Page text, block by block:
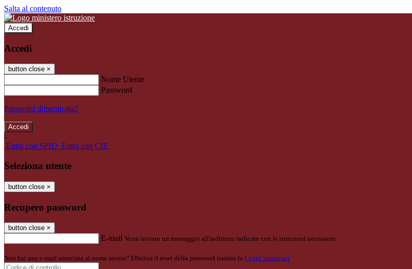
Salta al contenuto
Accedi
Accedi
button close ×
Nome Utente
Password
Password dimenticata?
-
Entra con SPID Entra con CIE
Seleziona utente
button close ×
Recupero password
button close ×
E-mail Verrà inviato un messaggio all'indirizzo indicato con le istruzioni necessarie.
Non hai una e-mail associata al nome utente? Effettua il reset della password tramite la Login Spaggiari